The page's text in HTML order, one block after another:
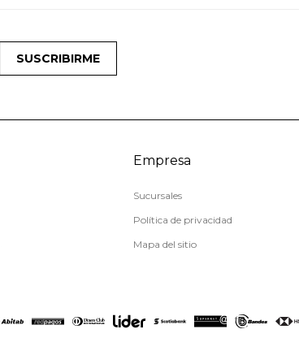
SUSCRIBIRME
Empresa
Sucursales
Política de privacidad
Mapa del sitio